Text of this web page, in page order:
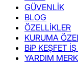
GÜVENLİK
BLOG
ÖZELLİKLER
KURUMA
BiP KEŞFET
YARDIM